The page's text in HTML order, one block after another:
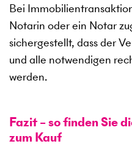
Bei
Notarin oder ein Notar
sichergestellt, dass der
und alle notwendigen
werden.
Fazit – so finden Sie
zum Kauf